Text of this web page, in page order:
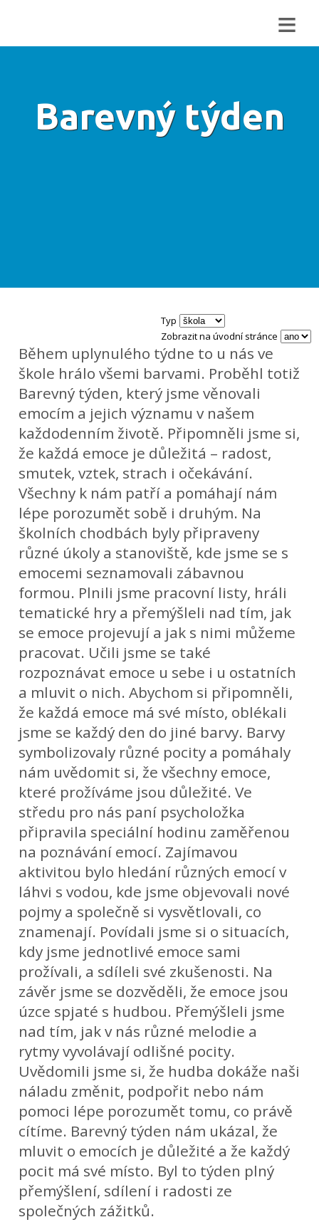
≡
Barevný týden
Typ
Zobrazit na úvodní stránce
Během uplynulého týdne to u nás ve
škole hrálo všemi barvami. Proběhl totiž
Barevný týden, který jsme věnovali
emocím a jejich významu v našem
každodenním životě. Připomněli jsme si,
že každá emoce je důležitá – radost,
smutek, vztek, strach i očekávání.
Všechny k nám patří a pomáhají nám
lépe porozumět sobě i druhým. Na
školních chodbách byly připraveny
různé úkoly a stanoviště, kde jsme se s
emocemi seznamovali zábavnou
formou. Plnili jsme pracovní listy, hráli
tematické hry a přemýšleli nad tím, jak
se emoce projevují a jak s nimi můžeme
pracovat. Učili jsme se také
rozpoznávat emoce u sebe i u ostatních
a mluvit o nich. Abychom si připomněli,
že každá emoce má své místo, oblékali
jsme se každý den do jiné barvy. Barvy
symbolizovaly různé pocity a pomáhaly
nám uvědomit si, že všechny emoce,
které prožíváme jsou důležité. Ve
středu pro nás paní psycholožka
připravila speciální hodinu zaměřenou
na poznávání emocí. Zajímavou
aktivitou bylo hledání různých emocí v
láhvi s vodou, kde jsme objevovali nové
pojmy a společně si vysvětlovali, co
znamenají. Povídali jsme si o situacích,
kdy jsme jednotlivé emoce sami
prožívali, a sdíleli své zkušenosti. Na
závěr jsme se dozvěděli, že emoce jsou
úzce spjaté s hudbou. Přemýšleli jsme
nad tím, jak v nás různé melodie a
rytmy vyvolávají odlišné pocity.
Uvědomili jsme si, že hudba dokáže naši
náladu změnit, podpořit nebo nám
pomoci lépe porozumět tomu, co právě
cítíme. Barevný týden nám ukázal, že
mluvit o emocích je důležité a že každý
pocit má své místo. Byl to týden plný
přemýšlení, sdílení i radosti ze
společných zážitků.